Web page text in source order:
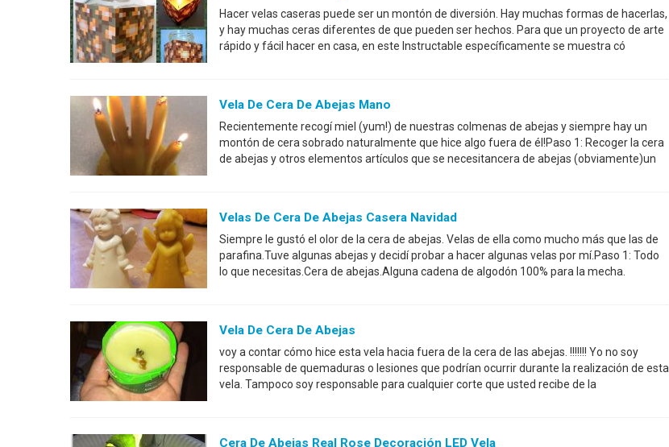
Hacer velas caseras puede ser un montón de diversión. Hay muchas formas de hacerlas,
y hay muchas ceras diferentes de que pueden ser hechos. Para que un proyecto de arte
rápido y fácil hacer en casa, en este Instructable específicamente se muestra có
Vela De Cera De Abejas Mano
Recientemente recogí miel (yum!) de nuestras colmenas de abejas y siempre hay un
montón de cera sobrado naturalmente que hice algo fuera de él!Paso 1: Recoger la cera
de abejas y otros elementos artículos que se necesitancera de abejas (obviamente)un
Velas De Cera De Abejas Casera Navidad
Siempre le gustó el olor de la cera de abejas. Velas de ella como mucho más que las de
parafina.Tuve algunas abejas y decidí probar a hacer algunas velas por mí.Paso 1: Todo
lo que necesitas.Cera de abejas.Alguna cadena de algodón 100% para la mecha.
Vela De Cera De Abejas
voy a contar cómo hice esta vela hacia fuera de la cera de las abejas. !!!!!!! Yo no soy
responsable de quemaduras o lesiones que podrían ocurrir durante la realización de esta
vela. Tampoco soy responsable para cualquier corte que usted recibe de la
Cera De Abejas Real Rose Decoración LED Vela